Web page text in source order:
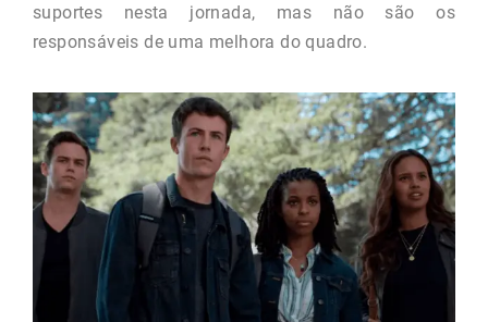
suportes nesta jornada, mas não são os
responsáveis de uma melhora do quadro.